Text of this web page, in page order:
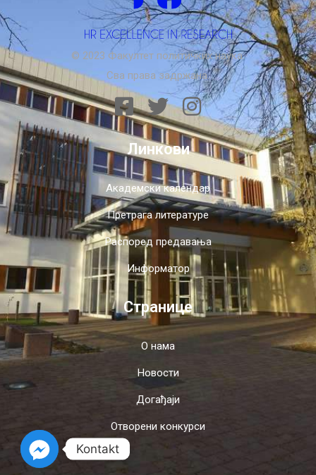
© 2023 Факултет политичких наука.
Сва права задржана.
Линкови
Академски календар
Претрага литературе
Распоред предавања
Информатор
Странице
О нама
Новости
Догађаји
Отворени конкурси
Kontakt